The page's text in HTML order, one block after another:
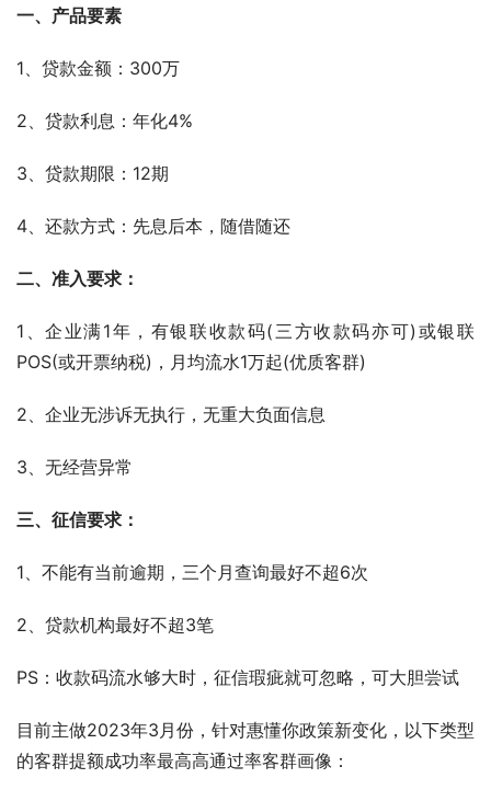
一、产品要素
1、贷款金额：300万
2、贷款利息：年化4%
3、贷款期限：12期
4、还款方式：先息后本，随借随还
二、准入要求：
1、企业满1年，有银联收款码(三方收款码亦可)或银联
POS(或开票纳税)，月均流水1万起(优质客群)
2、企业无涉诉无执行，无重大负面信息
3、无经营异常
三、征信要求：
1、不能有当前逾期，三个月查询最好不超6次
2、贷款机构最好不超3笔
PS：收款码流水够大时，征信瑕疵就可忽略，可大胆尝试
目前主做2023年3月份，针对惠懂你政策新变化，以下类型
的客群提额成功率最高高通过率客群画像：